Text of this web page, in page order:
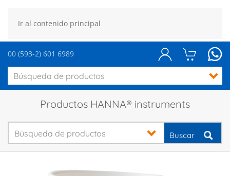
Ir al contenido principal
00 (593-2) 601 6989
Productos HANNA® instruments
Buscar